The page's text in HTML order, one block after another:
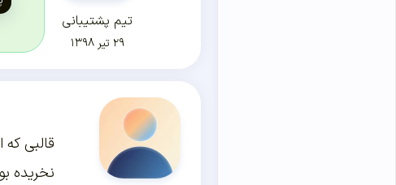
تیم پشتیبانی
۲۹ تیر ۱۳۹۸
قالبی
نخریده